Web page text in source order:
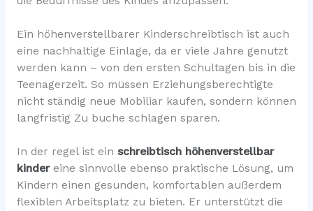
Ein höhenverstellbarer Kinderschreibtisch ist auch
eine nachhaltige Einlage, da er viele Jahre genutzt
werden kann – von den ersten Schultagen bis in die
Teenagerzeit. So müssen Erziehungsberechtigte
nicht ständig neue Mobiliar kaufen, sondern können
langfristig Zu buche schlagen sparen.
In der regel ist ein schreibtisch höhenverstellbar
kindereine sinnvolle ebenso praktische Lösung, um
Kindern einen gesunden, komfortablen außerdem
flexiblen Arbeitsplatz zu bieten. Er unterstützt die